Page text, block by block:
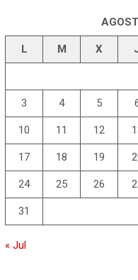
L M X
3 4 5
10 11 12
17 18 19
24 25 26
31
« Jul